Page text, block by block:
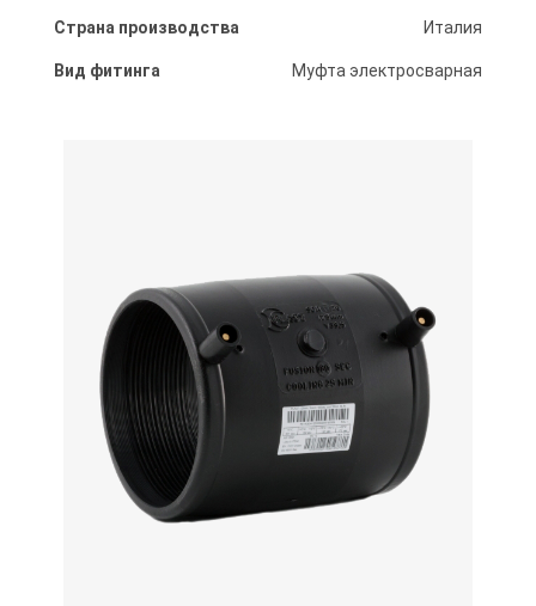
Страна производства Италия
Вид фитинга Муфта электросварная